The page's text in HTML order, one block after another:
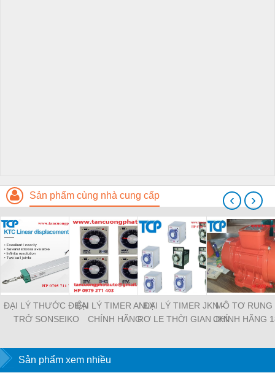
Sản phẩm cùng nhà cung cấp
ĐẠI LÝ THƯỚC ĐIỆN
TRỞ SONSEIKO
ĐẠI LÝ TIMER ANLY
CHÍNH HÃNG
ĐẠI LÝ TIMER JKN -
RƠ LE THỜI GIAN JKN
MÔ TƠ RUNG
CHÍNH HÃNG
‹ ›
Sản phẩm xem nhiều